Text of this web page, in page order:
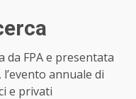
da FPA e presentata
l’evento annuale di
e privati